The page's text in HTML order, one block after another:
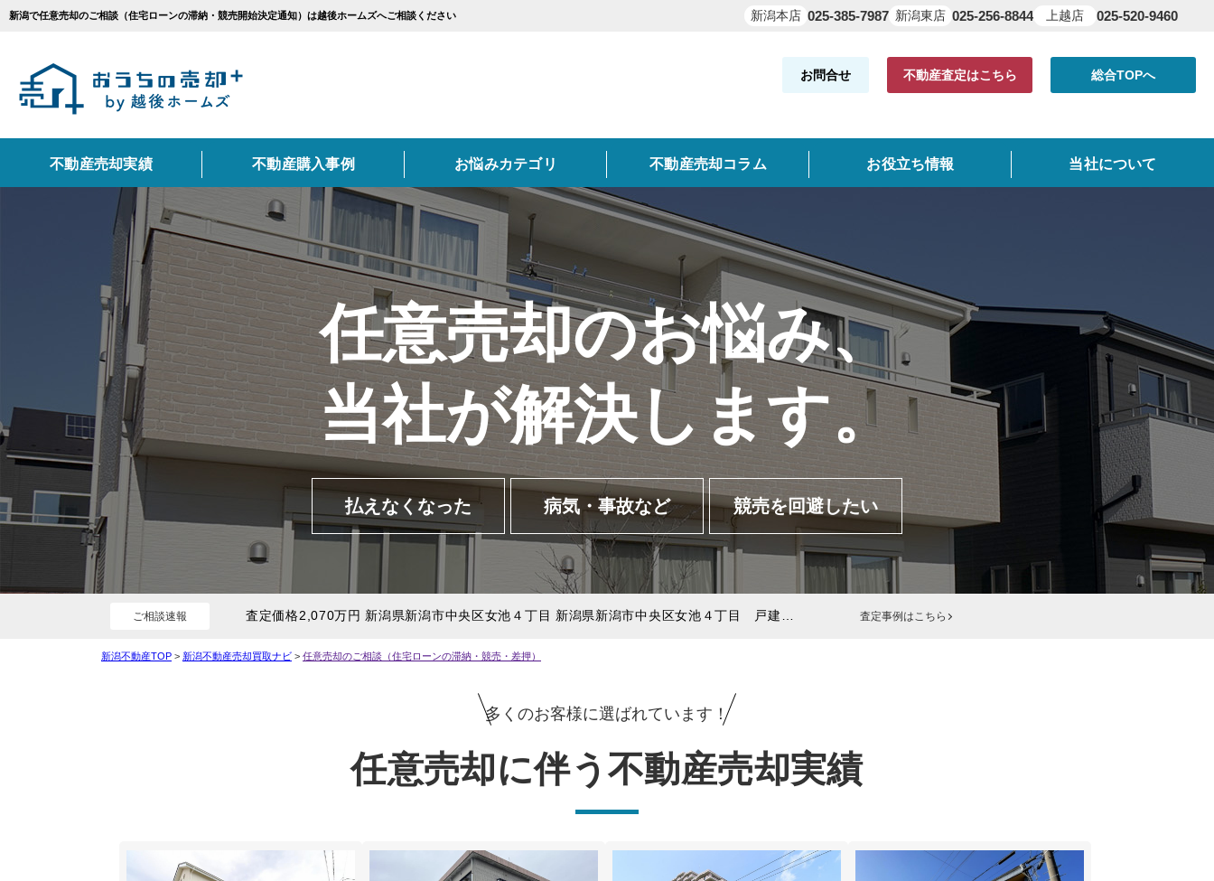
新潟で任意売却のご相談（住宅ローンの滞納・競売開始決定通知）は越後ホームズへご相談ください
お問合せ 不動産査定はこちら 総合TOPへ
不動産売却実績
エリアから不動産売却実績を探す
新潟市 上越市 新発田市・聖籠町 妙高市 東京・神奈川・埼玉・千葉
種別から不動産売却実績を探す
戸建て マンション 土地 収益物件
カテゴリーから不動産売却実績を探す
住み替え 買取り 空き家 離婚 任意売却 訳あり物件 移住・転勤
不動産購入事例 お悩みカテゴリ
カテゴリ別お悩み一覧
相続 住み替え 買取 空き家 離婚 任意売却 事故物件 共有持分
不動産売却コラム お役立ち情報
不動産売却に関するお役立ち情報
売却の流れ 仲介と買取の違い 不動産売却時の諸費用 高く売るポイント よくある質問
不動産売却に必要な書類 どんな業者を選ぶべき？ 売却価格の決め方 売却クイック査定とは
コンテンツ一覧
売却査定事例 購入希望者 マンションカタログ
当社について
任意売却のお悩み、
当社が解決します。
払えなくなった 病気・事故など 競売を回避したい
ご相談速報 査定事例はこちら
新潟不動産TOP > 新潟不動産売却買取ナビ > 任意売却のご相談（住宅ローンの滞納・競売・差押）
多くのお客様に選ばれています！
任意売却に伴う不動産売却実績
新潟本店 025-385-7987 新潟東店 025-256-8844 上越店 025-520-9460